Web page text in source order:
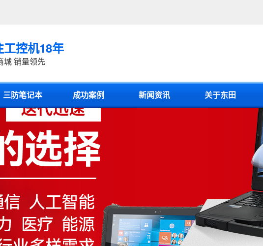
工控机18年
城 销量领先
三防笔记本 成功案例 新闻资讯 关于东田